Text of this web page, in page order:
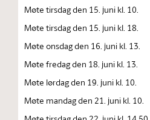
Møte tirsdag den 15. juni kl. 10.
Møte tirsdag den 15. juni kl. 18.
Møte onsdag den 16. juni kl. 13.
Møte fredag den 18. juni kl. 13.
Møte lørdag den 19. juni kl. 10.
Møte mandag den 21. juni kl. 10.